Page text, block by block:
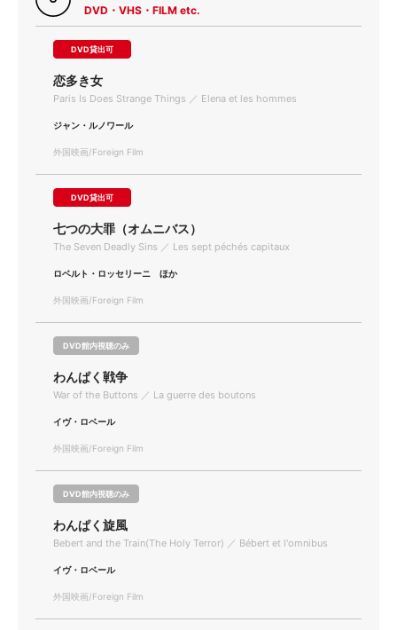
DVD・VHS・FILM etc.
DVD貸出可
恋多き女
Paris Is Does Strange Things ／ Elena et les hommes
ジャン・ルノワール
外国映画/Foreign Film
DVD貸出可
七つの大罪（オムニバス）
The Seven Deadly Sins ／ Les sept péchés capitaux
ロベルト・ロッセリーニ ほか
外国映画/Foreign Film
DVD館内視聴のみ
わんぱく戦争
War of the Buttons ／ La guerre des boutons
イヴ・ロベール
外国映画/Foreign Film
DVD館内視聴のみ
わんぱく旋風
Bebert and the Train(The Holy Terror) ／ Bébert et l'omnibus
イヴ・ロベール
外国映画/Foreign Film